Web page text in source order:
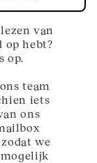
van
op hebt?
op.
team
iets
ons
we
mogelijk